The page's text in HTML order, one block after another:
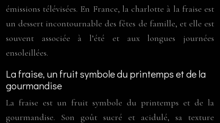
émissions télévisées. En France, la charlotte à la fraise est
un dessert incontournable des fêtes de famille, et elle est
souvent associée à l’été et aux longues journées
ensoleillées.
La fraise, un fruit symbole du printemps et de la
gourmandise
La fraise est un fruit symbole du printemps et de la
gourmandise. Son goût sucré et acidulé, sa texture